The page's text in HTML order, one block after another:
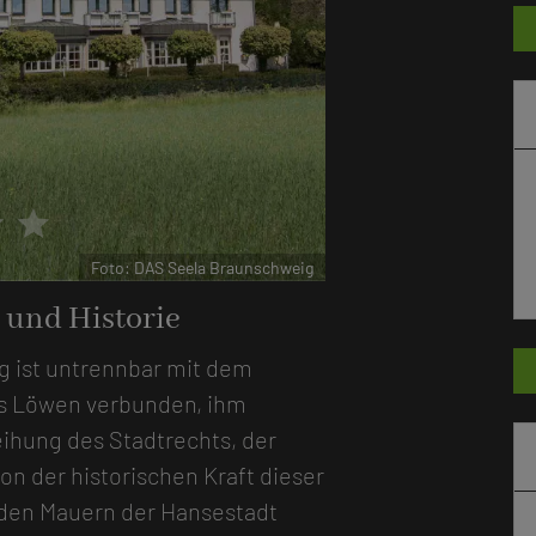
star
Foto: DAS Seela Braunschweig
und Historie
ist untrennbar mit dem
Löwen verbunden, ihm
des Stadtrechts, der
der historischen Kraft dieser
Mauern der Hansestadt